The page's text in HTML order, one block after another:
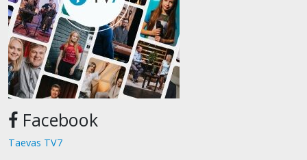
Facebook
Taevas TV7